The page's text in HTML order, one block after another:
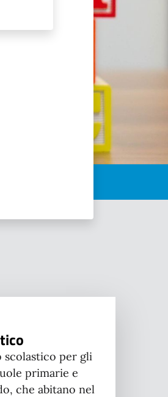
scolastico per gli
primarie e
che abitano nel